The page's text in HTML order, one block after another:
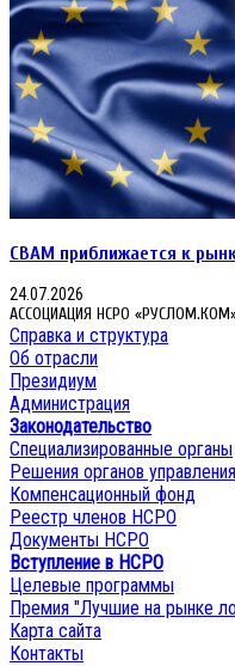
CBAM приближается к
24.07.2026
АССОЦИАЦИЯ НСРО
Справка и структура
Об отрасли
Президиум
Администрация
Законодательство
Специализированные органы
Решения органов управления
Компенсационный фонд
Реестр членов НСРО
Документы НСРО
Вступление в НСРО
Целевые программы
Премия "Лучшие на рынке
Карта сайта
Контакты